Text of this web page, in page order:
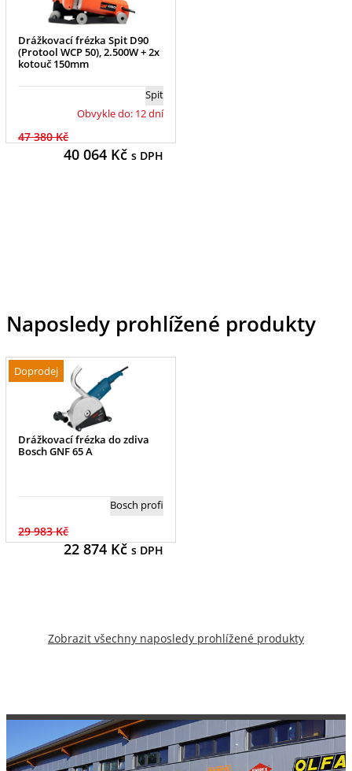
Drážkovací frézka Spit D90
(Protool WCP 50), 2.500W + 2x
kotouč 150mm
Spit
Obvykle do: 12 dní
47 380 Kč
40 064Kč s DPH
Naposledy prohlížené produkty
Doprodej
Drážkovací frézka do zdiva
Bosch GNF 65 A
Bosch profi
29 983 Kč
22 874Kčs DPH
Zobrazit všechny naposledy prohlížené produkty